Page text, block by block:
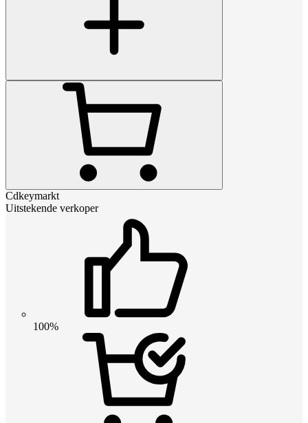
Cdkeymarkt
Uitstekende verkoper
100%